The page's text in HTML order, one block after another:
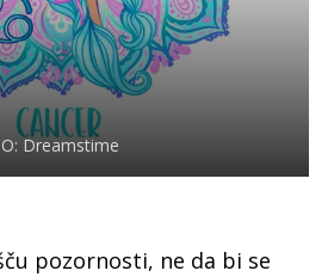
Dreamstime
pozornosti, ne da bi se